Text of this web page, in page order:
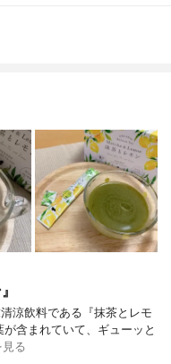
涼飲料である『抹茶とレモ
含まれていて、ギューッと
る